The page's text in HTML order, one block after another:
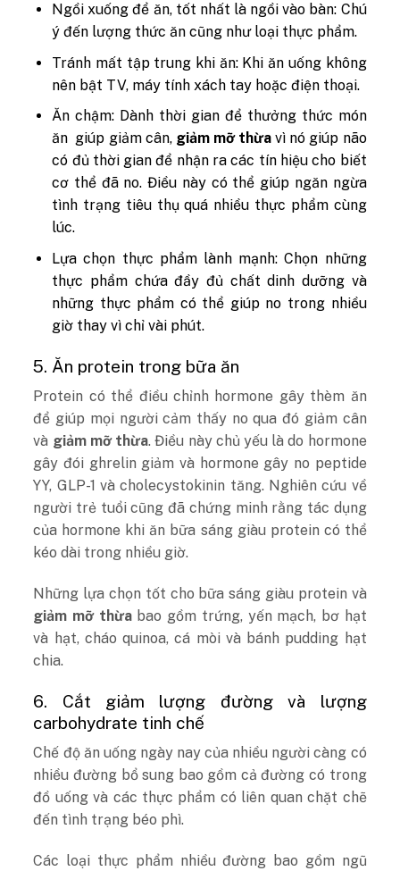
Ngồi xuống để ăn, tốt nhất là ngồi vào bàn: Chú
ý đến lượng thức ăn cũng như loại thực phẩm.
Tránh mất tập trung khi ăn: Khi ăn uống không
nên bật TV, máy tính xách tay hoặc điện thoại.
Ăn chậm: Dành thời gian để thưởng thức món
ăn giúp giảm cân, giảm mỡ thừa vì nó giúp não
có đủ thời gian để nhận ra các tín hiệu cho biết
cơ thể đã no. Điều này có thể giúp ngăn ngừa
tình trạng tiêu thụ quá nhiều thực phẩm cùng
lúc.
Lựa chọn thực phẩm lành mạnh: Chọn những
thực phẩm chứa đầy đủ chất dinh dưỡng và
những thực phẩm có thể giúp no trong nhiều
giờ thay vì chỉ vài phút.
5. Ăn protein trong bữa ăn
Protein có thể điều chỉnh hormone gây thèm ăn
để giúp mọi người cảm thấy no qua đó giảm cân
và giảm mỡ thừa. Điều này chủ yếu là do hormone
gây đói ghrelin giảm và hormone gây no peptide
YY, GLP-1 và cholecystokinin tăng. Nghiên cứu về
người trẻ tuổi cũng đã chứng minh rằng tác dụng
của hormone khi ăn bữa sáng giàu protein có thể
kéo dài trong nhiều giờ.
Những lựa chọn tốt cho bữa sáng giàu protein và
giảm mỡ thừa bao gồm trứng, yến mạch, bơ hạt
và hạt, cháo quinoa, cá mòi và bánh pudding hạt
chia.
6. Cắt giảm lượng đường và lượng
carbohydrate tinh chế
Chế độ ăn uống ngày nay của nhiều người càng có
nhiều đường bổ sung bao gồm cả đường có trong
đồ uống và các thực phẩm có liên quan chặt chẽ
đến tình trạng béo phì.
Các loại thực phẩm nhiều đường bao gồm ngũ